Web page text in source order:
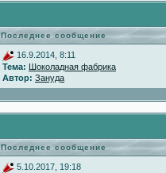
Последнее сообщение
16.9.2014, 8:11
Тема: Шоколадная фабрика
Автор: Зануда
Последнее сообщение
5.10.2017, 19:18